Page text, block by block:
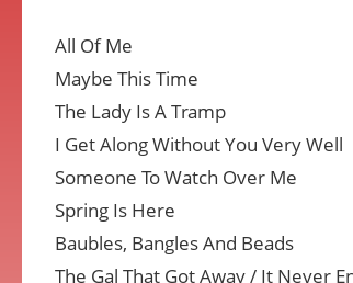
All Of Me
Maybe This Time
The Lady Is A Tramp
I Get Along Without You Very Well
Someone To Watch Over Me
Spring Is Here
Baubles, Bangles And Beads
The Gal That Got Away / It Never